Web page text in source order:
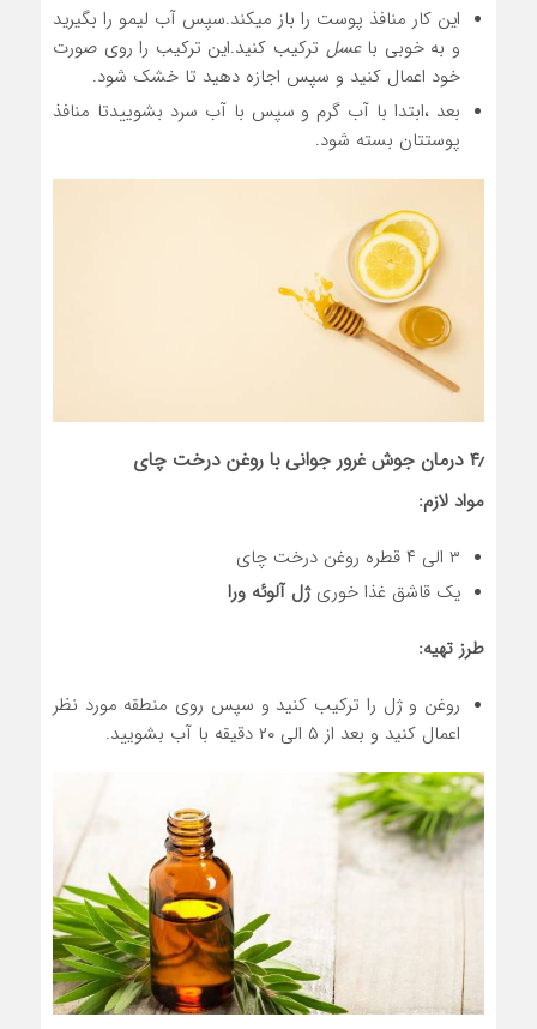
این کار منافذ پوست را باز میکند.سپس آب لیمو را بگیرید
و به خوبی باعسل ترکیب کنید.این ترکیب را روی صورت
خود اعمال کنید و سپس اجازه دهید تا خشک شود.
بعد ،ابتدا با آب گرم و سپس با آب سرد بشوییدتا منافذ
پوستتان بسته شود.
۴٫ درمان جوش غرور جوانی با روغن درخت چای
مواد لازم:
۳ الی ۴ قطره روغن درخت چای
یک قاشق غذا خوریژل آلوئه ورا
طرز تهیه:
روغن و ژل را ترکیب کنید و سپس روی منطقه مورد نظر
اعمال کنید و بعد از ۵ الی ۲۰ دقیقه با آب بشویید.